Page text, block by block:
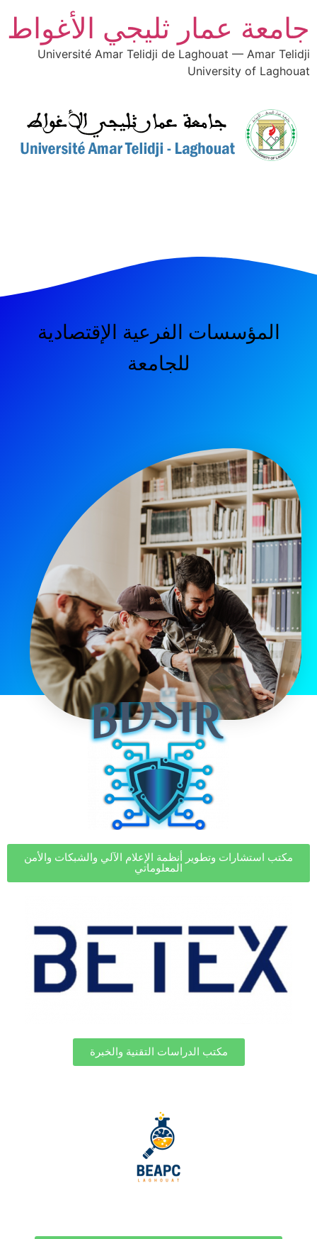
جامعة عمار ثليجي الأغواط
Université Amar Telidji de Laghouat — Amar Telidji
University of Laghouat
المؤسسات الفرعية الإقتصادية
للجامعة
مكتب استشارات وتطوير أنظمة الإعلام الآلي والشبكات والأمن
المعلوماتي
مكتب الدراسات التقنية والخبرة